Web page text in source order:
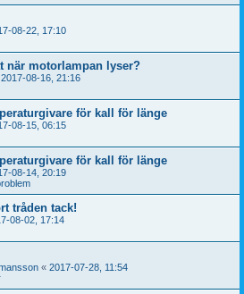
08-22, 17:10
när motorlampan lyser?
2017-08-16, 21:16
för kall för länge
08-15, 06:15
för kall för länge
08-14, 20:19
tråden tack!
08-02, 17:14
« 2017-07-28, 11:54